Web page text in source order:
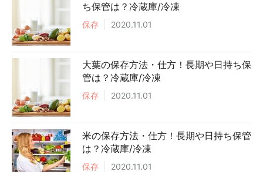
ち保管は？冷蔵庫/冷凍
保存 2020.11.01
大葉の保存方法・仕方！長期や日持ち保
管は？冷蔵庫/冷凍
保存 2020.11.01
米の保存方法・仕方！長期や日持ち保管
は？冷蔵庫/冷凍
保存 2020.11.01